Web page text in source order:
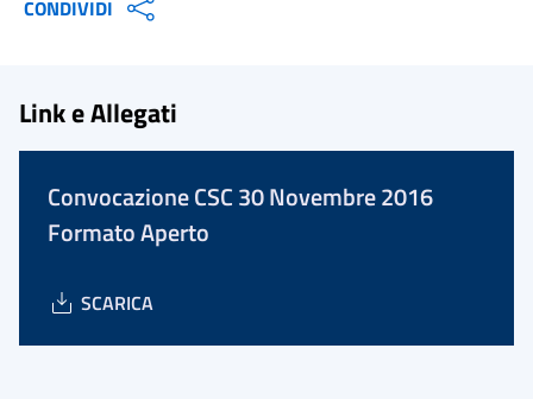
CONDIVIDI
Link e Allegati
Convocazione CSC 30 Novembre 2016
Formato Aperto
SCARICA